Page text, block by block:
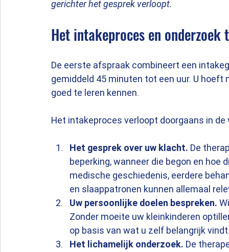
gerichter het gesprek verloopt.
Het intakeproces en
De eerste afspraak combineert een
gemiddeld 45 minuten tot een uur. U
goed te leren kennen.
Het intakeproces verloopt doorgaans in de
Het gesprek over uw klacht. De
beperking, wanneer die begon en
medische geschiedenis, eerdere
en slaappatronen kunnen allemaal
Uw persoonlijke doelen bespreken.
Zonder moeite uw kleinkinderen
op basis van wat u zelf belangrijk
Het lichamelijk onderzoek. De